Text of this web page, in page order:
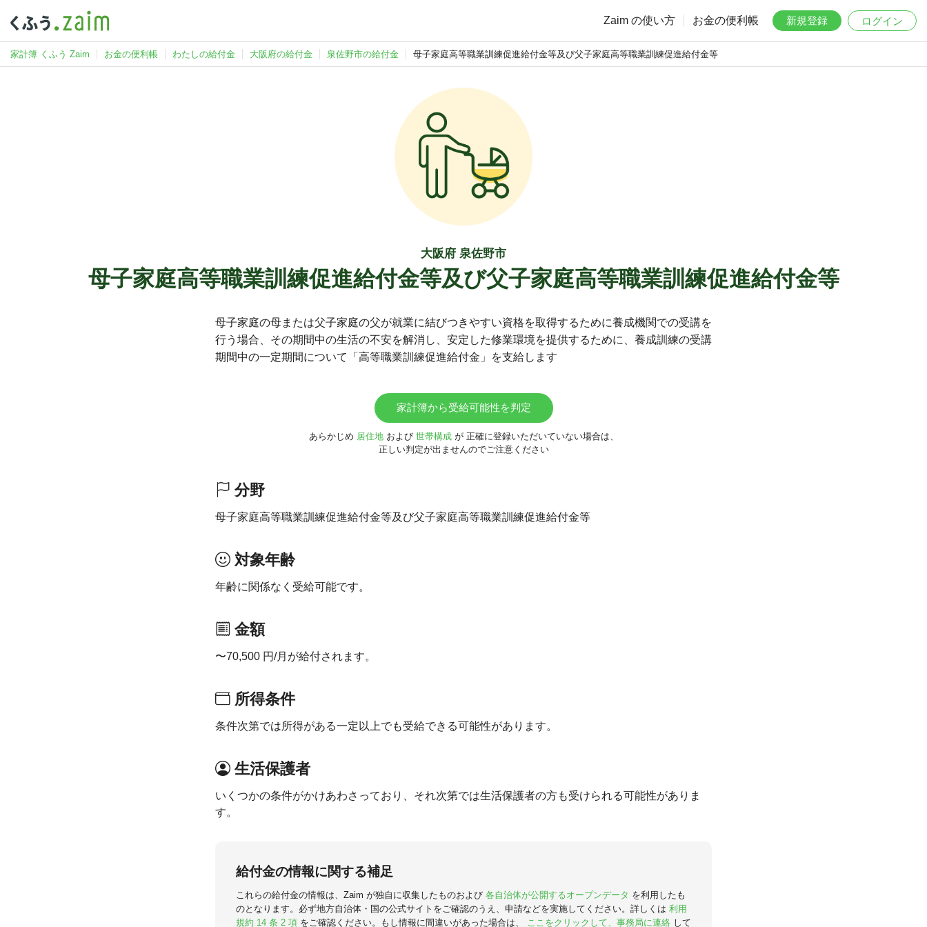
Zaim の使い方 お金の便利帳 新規登録 ログイン
家計簿 くふう Zaim お金の便利帳 わたしの給付金 大阪府の給付金 泉佐野市の給付金 母子家庭高等職業訓練促進給付金等及び父子家庭高等職業訓練促進給付金等
大阪府 泉佐野市
母子家庭高等職業訓練促進給付金等及び父子家庭高等職業訓練促進給付金等
母子家庭の母または父子家庭の父が就業に結びつきやすい資格を取得するために養成機関での受講を
行う場合、その期間中の生活の不安を解消し、安定した修業環境を提供するために、養成訓練の受講
期間中の一定期間について「高等職業訓練促進給付金」を支給します
家計簿から受給可能性を判定
あらかじめ 居住地および 世帯構成が 正確に登録いただいていない場合は、
正しい判定が出ませんのでご注意ください
分野
母子家庭高等職業訓練促進給付金等及び父子家庭高等職業訓練促進給付金等
対象年齢
年齢に関係なく受給可能です。
金額
〜70,500 円/月が給付されます。
所得条件
条件次第では所得がある一定以上でも受給できる可能性があります。
生活保護者
いくつかの条件がかけあわさっており、それ次第では生活保護者の方も受けられる可能性がありま
す。
給付金の情報に関する補足
これらの給付金の情報は、Zaim が独自に収集したものおよび 各自治体が公開するオープンデータ を利用したも
のとなります。必ず地方自治体・国の公式サイトをご確認のうえ、申請などを実施してください。詳しくは 利用
規約 14 条 2 項 をご確認ください。もし情報に間違いがあった場合は、 ここをクリックして、事務局に連絡 して